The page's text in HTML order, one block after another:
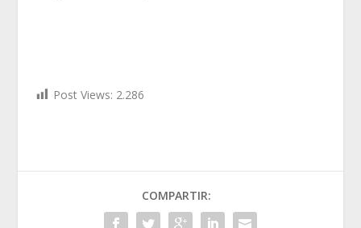
Post Views: 2.286
COMPARTIR: